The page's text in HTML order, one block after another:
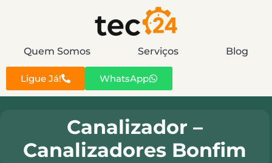
Quem Somos Serviços Blog
Ligue Já! WhatsApp
Canalizador –
Canalizadores Bonfim